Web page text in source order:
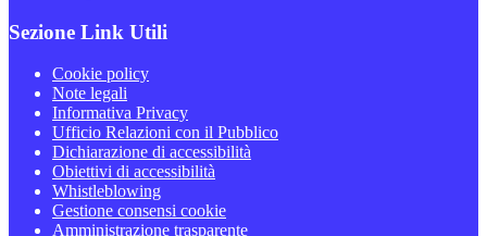
Sezione Link Utili
Cookie policy
Note legali
Informativa Privacy
Ufficio Relazioni con il Pubblico
Dichiarazione di accessibilità
Obiettivi di accessibilità
Whistleblowing
Gestione consensi cookie
Amministrazione trasparente